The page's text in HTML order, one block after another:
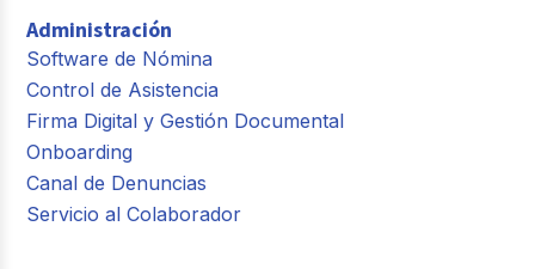
Administración
Software de Nómina
Control de Asistencia
Firma Digital y Gestión Documental
Onboarding
Canal de Denuncias
Servicio al Colaborador